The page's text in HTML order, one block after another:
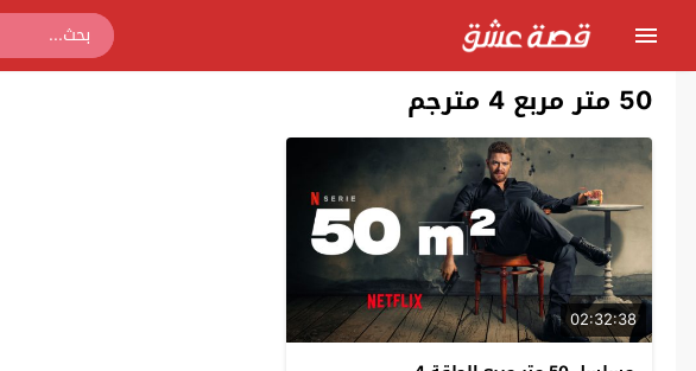
50 متر مربع 4 مترجم
02:32:38